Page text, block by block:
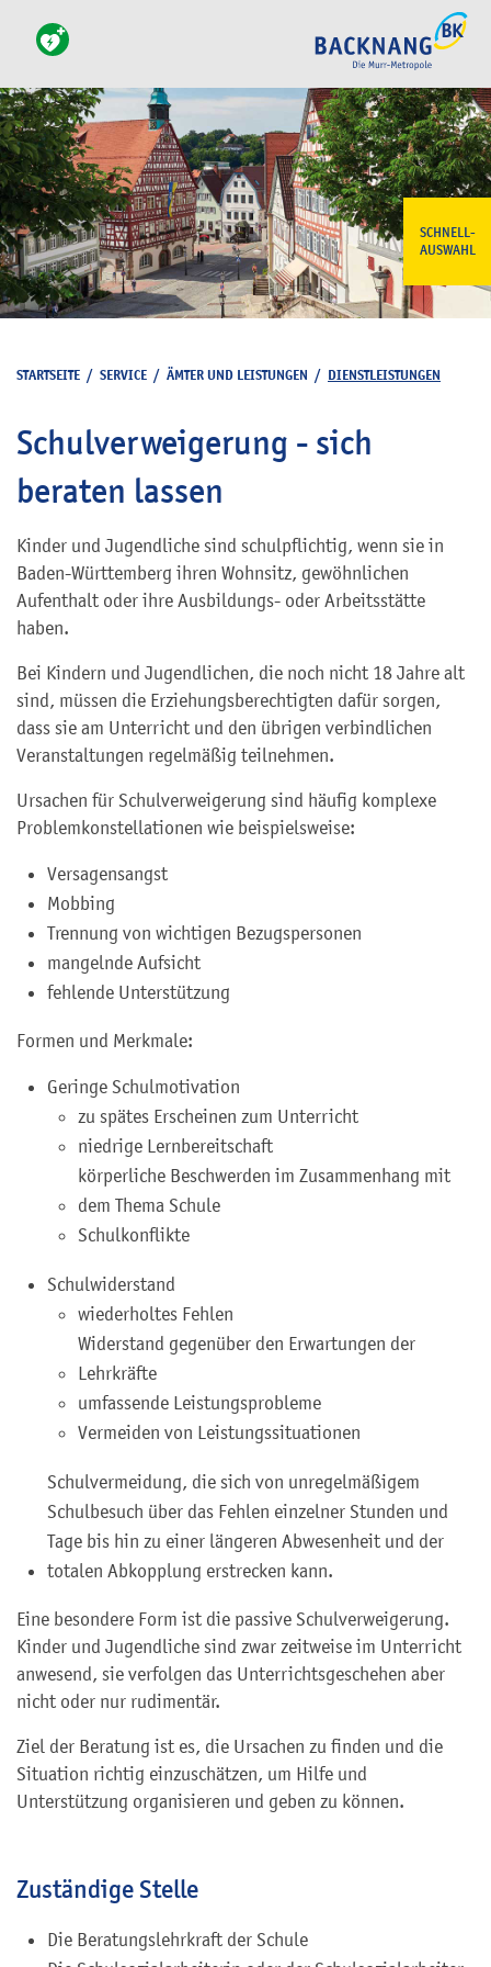
SCHNELL-
AUSWAHL
STARTSEITE / SERVICE / ÄMTER UND LEISTUNGEN / DIENSTLEISTUNGEN
Schulverweigerung - sich
beraten lassen
Kinder und Jugendliche sind schulpflichtig, wenn sie in
Baden-Württemberg ihren Wohnsitz, gewöhnlichen
Aufenthalt oder ihre Ausbildungs- oder Arbeitsstätte
haben.
Bei Kindern und Jugendlichen, die noch nicht 18 Jahre alt
sind, müssen die Erziehungsberechtigten dafür sorgen,
dass sie am Unterricht und den übrigen verbindlichen
Veranstaltungen regelmäßig teilnehmen.
Ursachen für Schulverweigerung sind häufig komplexe
Problemkonstellationen wie beispielsweise:
Versagensangst
Mobbing
Trennung von wichtigen Bezugspersonen
mangelnde Aufsicht
fehlende Unterstützung
Formen und Merkmale:
Geringe Schulmotivation
zu spätes Erscheinen zum Unterricht
niedrige Lernbereitschaft
körperliche Beschwerden im Zusammenhang mit
dem Thema Schule
Schulkonflikte
Schulwiderstand
wiederholtes Fehlen
Widerstand gegenüber den Erwartungen der
Lehrkräfte
umfassende Leistungsprobleme
Vermeiden von Leistungssituationen
Schulvermeidung, die sich von unregelmäßigem
Schulbesuch über das Fehlen einzelner Stunden und
Tage bis hin zu einer längeren Abwesenheit und der
totalen Abkopplung erstrecken kann.
Eine besondere Form ist die passive Schulverweigerung.
Kinder und Jugendliche sind zwar zeitweise im Unterricht
anwesend, sie verfolgen das Unterrichtsgeschehen aber
nicht oder nur rudimentär.
Ziel der Beratung ist es, die Ursachen zu finden und die
Situation richtig einzuschätzen, um Hilfe und
Unterstützung organisieren und geben zu können.
Zuständige Stelle
Die Beratungslehrkraft der Schule